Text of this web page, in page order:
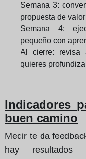
Semana 3:
propuesta de
Semana 4:
pequeño con
Al cierre: revisa
quieres
Indicadores
buen camino
Medir te da
hay resultados